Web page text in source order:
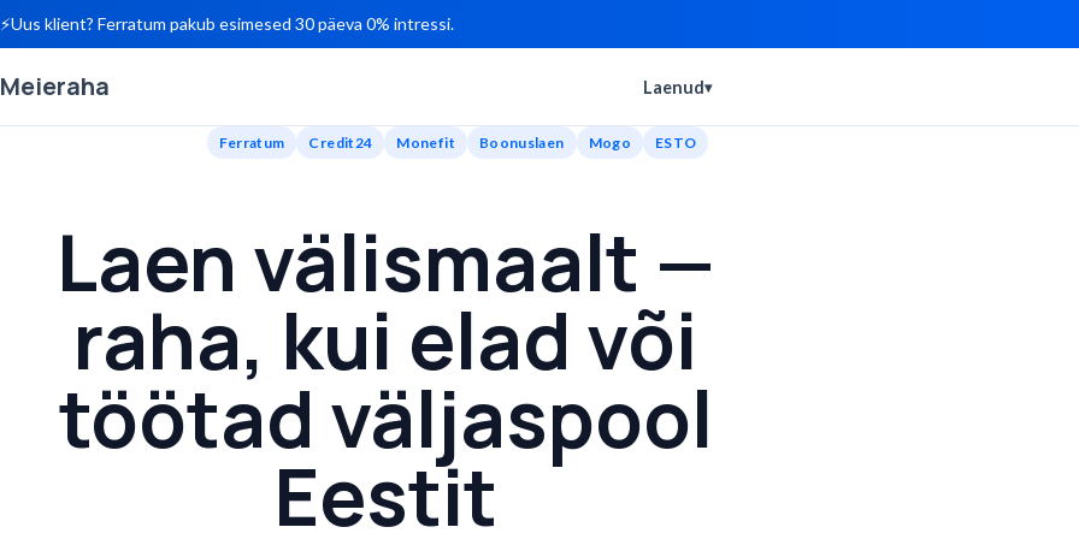
⚡Uus klient? Ferratum pakub esimesed 30 päeva 0% intressi.
Meieraha Laenud▾
Ferratum Credit24 Monefit Boonuslaen Mogo ESTO
Laen välismaalt —
raha, kui elad või
töötad väljaspool
Eestit